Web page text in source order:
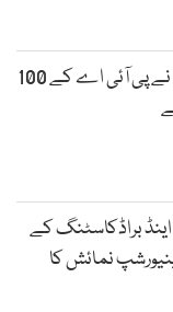
عارف حبیب کنسورشیم نے پی آئی اے کے 100
براڈکاسٹنگ کے
نمائش کا